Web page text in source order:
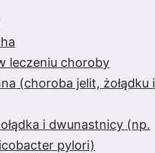
leczeniu choroby
(choroba jelit, żołądku i
i dwunastnicy (np.
pylori)